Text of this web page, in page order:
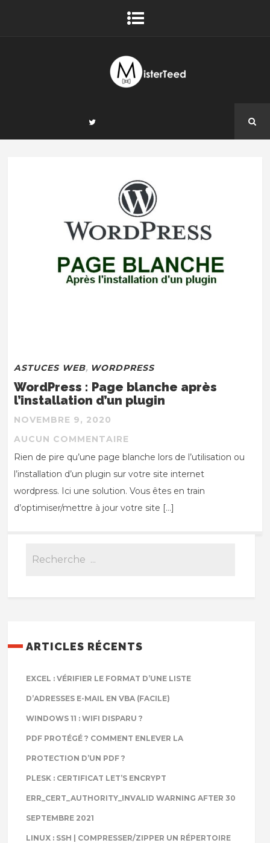
ASTUCES WEB, WORDPRESS
WordPress : Page blanche après
l’installation d’un plugin
NOVEMBRE 9, 2020
AUCUN COMMENTAIRE
Rien de pire qu’une page blanche lors de l’utilisation ou
l’installation d’un plugin sur votre site internet
wordpress. Ici une solution. Vous êtes en train
d’optimiser/mettre à jour votre site […]
ARTICLES RÉCENTS
EXCEL : VÉRIFIER LE FORMAT D’UNE LISTE
D’ADRESSES E-MAIL EN VBA (FACILE)
WINDOWS 11 : WIFI DISPARU ?
PDF PROTÉGÉ ? COMMENT ENLEVER LA
PROTECTION D’UN PDF ?
PLESK : CERTIFICAT LET’S ENCRYPT
ERR_CERT_AUTHORITY_INVALID WARNING AFTER 30
SEPTEMBRE 2021
LINUX : SSH | COMPRESSER/ZIPPER UN RÉPERTOIRE